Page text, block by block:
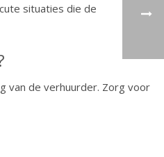
situaties die de
van de verhuurder. Zorg voor